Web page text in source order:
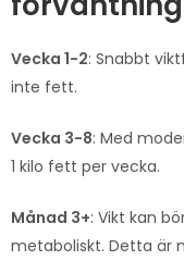
Vecka 1-2: Snabbt
inte fett.
Vecka 3-8: Med
1 kilo fett per vecka.
Månad 3+: Vikt kan
metaboliskt. Detta är